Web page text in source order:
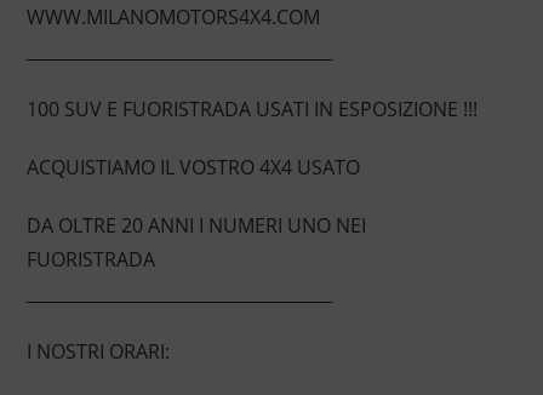
WWW.MILANOMOTORS4X4.COM
100 SUV E FUORISTRADA USATI IN ESPOSIZIONE !!!
ACQUISTIAMO IL VOSTRO 4X4 USATO
DA OLTRE 20 ANNI I NUMERI UNO NEI
FUORISTRADA
I NOSTRI ORARI: